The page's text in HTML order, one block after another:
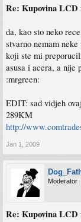
Re: Kupovina LCD
da, kao sto neko
stvarno nemam
koji ste mi
asusa i acera, a nije
:mrgreen:
EDIT: sad vidjeh
289KM
http://
Jan 1, 2009
Moderator
Re: Kupovina LCD